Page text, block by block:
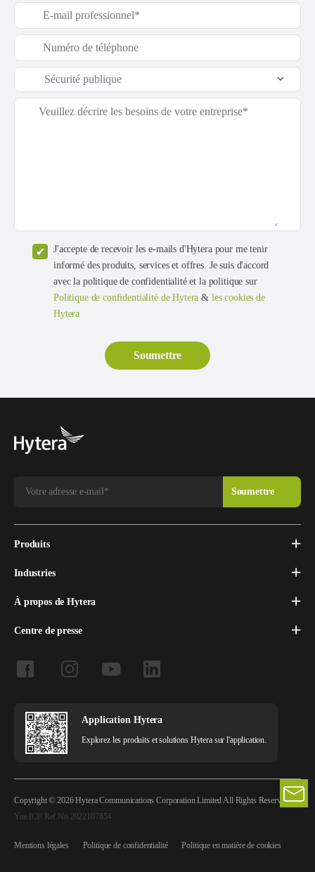
J'accepte de recevoir les e-mails d'Hytera pour me tenir
informé des produits, services et offres. Je suis d'accord
avec la politique de confidentialité et la politique sur
Politique de confidentialité de Hytera & les cookies de
Hytera
Produits
Industries
À propos de Hytera
Centre de presse
Application Hytera
Explorez les produits et solutions Hytera sur l'application.
Copyright © 2026 Hytera Communications Corporation Limited All Rights Reserved
Yue ICP Ref.No.2022107854
Mentions légales Politique de confidentialité Politique en matière de cookies